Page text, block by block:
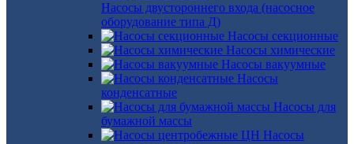
Насосы двустороннего входа (насосное
оборудование типа Д)
Насосы секционные
Насосы химические
Насосы вакуумные
Насосы
конденсатные
Насосы для
бумажной массы
Насосы